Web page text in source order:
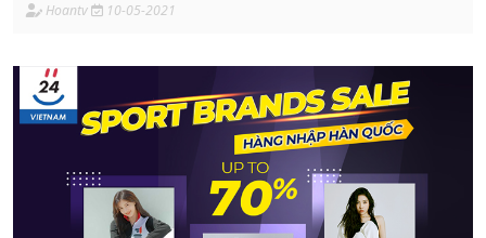
Hoantv 10-05-2021